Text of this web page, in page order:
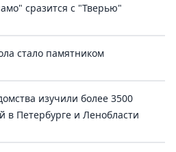
сразится с "Тверью"
стало памятником
изучили более 3500
в Петербурге и Ленобласти